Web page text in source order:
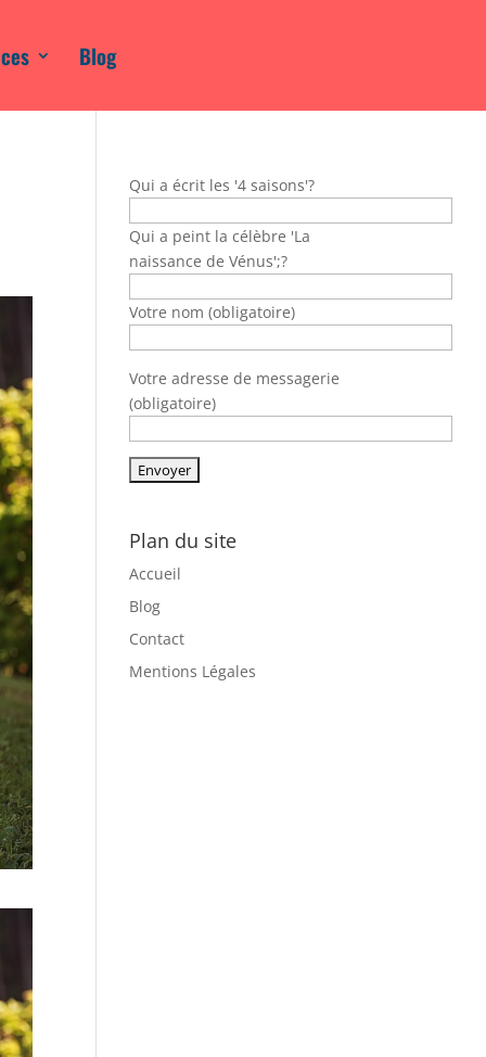
Blog
Qui a écrit les '4 saisons'?
Qui a peint la célèbre 'La
naissance de Vénus';?
Votre nom (obligatoire)
Votre adresse de messagerie
(obligatoire)
Plan du site
Accueil
Blog
Contact
Mentions Légales